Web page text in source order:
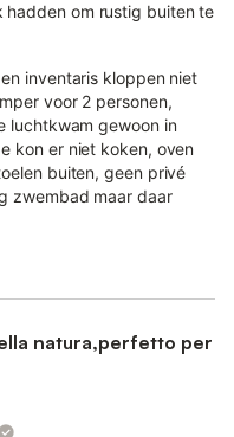
hadden om rustig buiten te
inventaris kloppen niet
voor 2 personen,
luchtkwam gewoon in
kon er niet koken, oven
buiten, geen privé
zwembad maar daar
natura,perfetto per